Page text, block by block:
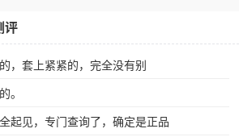
评
，套上紧紧的，完全没有别
。
起见，专门查询了，确定是正品